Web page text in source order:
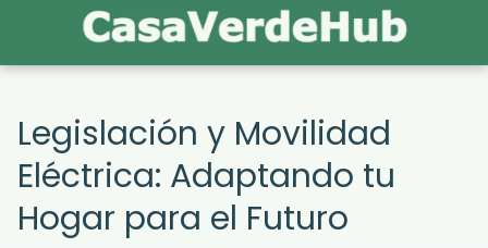
Legislación y Movilidad
Eléctrica: Adaptando tu
Hogar para el Futuro